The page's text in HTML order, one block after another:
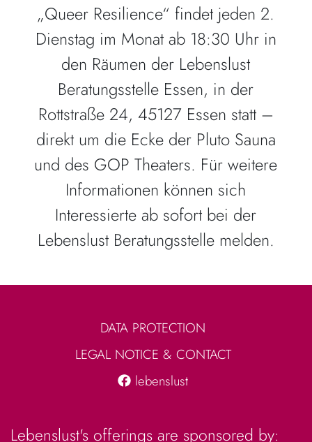
„Queer Resilience“ findet jeden 2.
Dienstag im Monat ab 18:30 Uhr in
den Räumen der Lebenslust
Beratungsstelle Essen, in der
Rottstraße 24, 45127 Essen statt –
direkt um die Ecke der Pluto Sauna
und des GOP Theaters. Für weitere
Informationen können sich
Interessierte ab sofort bei der
Lebenslust Beratungsstelle melden.
DATA PROTECTION
LEGAL NOTICE & CONTACT
lebenslust
Lebenslust's offerings are sponsored by: